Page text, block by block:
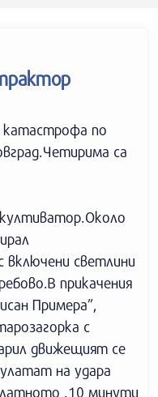
катастрофа по
са
включени светлини
прикачения
Примера”,
с
движещият се
на удара
.10 минути